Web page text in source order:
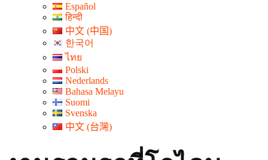
Español
हिन्दी
中文 (中国)
한국어
ไทย
Polski
Nederlands
Bahasa Melayu
Suomi
Svenska
中文 (台灣)